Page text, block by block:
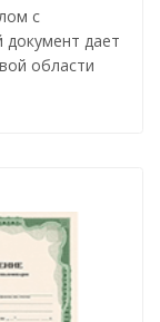
с
дает
области